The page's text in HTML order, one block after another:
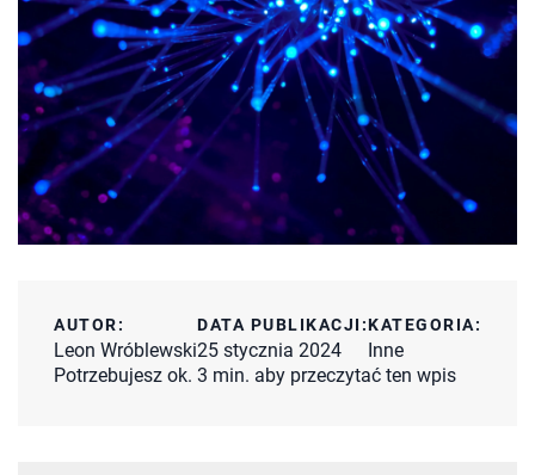
AUTOR:
Leon Wróblewski
DATA PUBLIKACJI:
25 stycznia 2024
KATEGORIA:
Inne
Potrzebujesz ok. 3 min. aby przeczytać ten wpis